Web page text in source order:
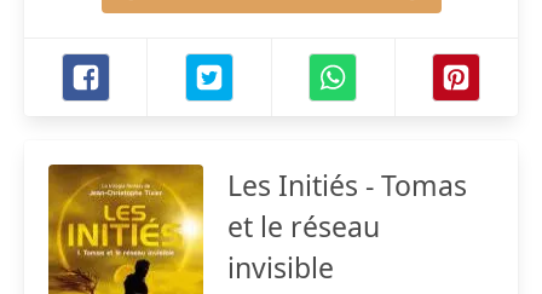
Les Initiés - Tomas
et le réseau
invisible